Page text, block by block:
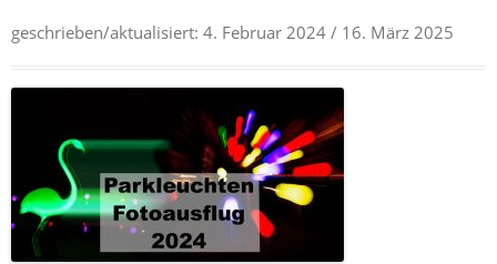
geschrieben/aktualisiert: 4. Februar 2024 / 16. März 2025